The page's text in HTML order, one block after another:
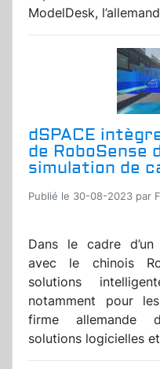
ModelDesk,
dSPACE
de RoboSense
simulation de
Publié le 30-08-2023 par
Dans le cadre
avec le chinois
solutions
notamment pour
firme allemande
solutions logicielles